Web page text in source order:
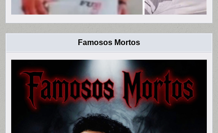
Famosos Mortos